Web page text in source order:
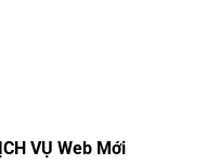
VỤ Web Mới